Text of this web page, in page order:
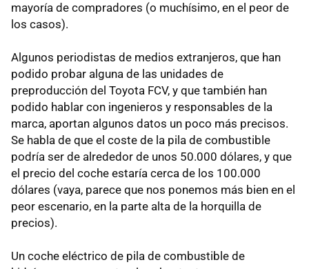
mayoría de compradores (o muchísimo, en el peor de
los casos).
Algunos periodistas de medios extranjeros, que han
podido probar alguna de las unidades de
preproducción del Toyota FCV, y que también han
podido hablar con ingenieros y responsables de la
marca, aportan algunos datos un poco más precisos.
Se habla de que el coste de la pila de combustible
podría ser de alrededor de unos 50.000 dólares, y que
el precio del coche estaría cerca de los 100.000
dólares (vaya, parece que nos ponemos más bien en el
peor escenario, en la parte alta de la horquilla de
precios).
Un coche eléctrico de pila de combustible de